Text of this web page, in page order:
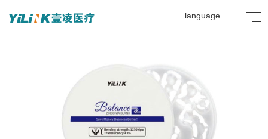
language